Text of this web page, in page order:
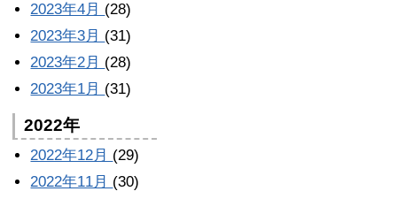
2023年4月 (28)
2023年3月 (31)
2023年2月 (28)
2023年1月 (31)
2022年
2022年12月 (29)
2022年11月 (30)